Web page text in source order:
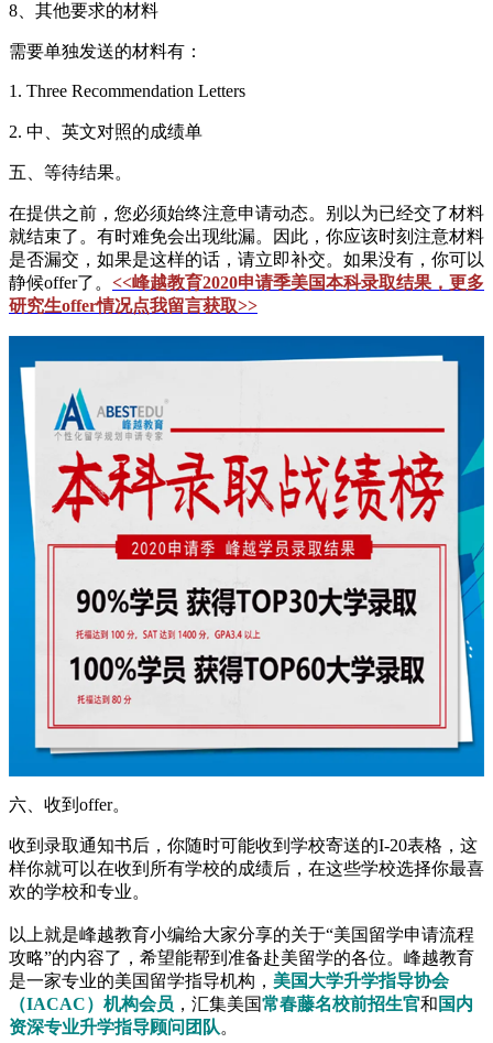
8、其他要求的材料
需要单独发送的材料有：
1. Three Recommendation Letters
2. 中、英文对照的成绩单
五、等待结果。
在提供之前，您必须始终注意申请动态。别以为已经交了材料
就结束了。有时难免会出现纰漏。因此，你应该时刻注意材料
是否漏交，如果是这样的话，请立即补交。如果没有，你可以
静候offer了。 <<峰越教育2020申请季美国本科录取结果，更多
研究生offer情况点我留言获取>>
六、收到offer。
收到录取通知书后，你随时可能收到学校寄送的I-20表格，这
样你就可以在收到所有学校的成绩后，在这些学校选择你最喜
欢的学校和专业。
以上就是峰越教育小编给大家分享的关于“美国留学申请流程
攻略”的内容了，希望能帮到准备赴美留学的各位。峰越教育
是一家专业的美国留学指导机构， 美国大学升学指导协会
（IACAC）机构会员 ，汇集美国常春藤名校前招生官和 国内
资深专业升学指导顾问团队。